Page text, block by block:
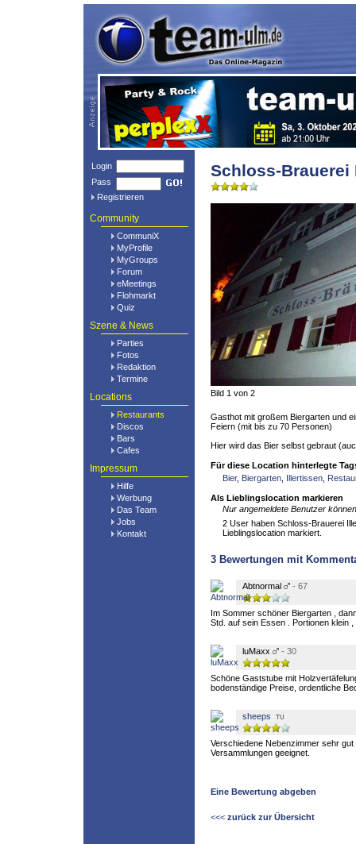
Login
Pass
Registrieren
Community
CommuniX
MyProfile
MyGroups
Forum
eMeetings
Flohmarkt
Quiz
Szene & News
Parties
Fotos
Redaktion
Termine
Locations
Restaurants
Discos
Bars
Cafes
Impressum
Hilfe
Werbung
Das Team
Jobs
Kontakt
Schloss-Brauerei
Bild 1 von 2
Gasthot mit großem Biergarten und
Feiern (mit bis zu 70 Personen)
Hier wird das Bier selbst gebraut
Für diese Location hinterlegte
Bier, Biergarten Illertissen
Als Lieblingslocation markieren
Nur angemeldete Benutzer
2 User haben Schloss-Brauerei
Lieblingslocation markiert.
3 Bewertungen mit
Abtnormal - 67
Im Sommer schöner Biergarten ,
Std. auf sein Essen . Portionen klein
luMaxx - 30
Schöne Gaststube mit
bodenständige Preise, ordentliche
sheeps
Verschiedene Nebenzimmer sehr
Versammlungen geeignet.
Eine Bewertung abgeben
<<< zurück zur Übersicht